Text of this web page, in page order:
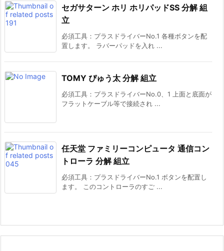
セガサターン ホリ ホリパッドSS 分解 組
立
必須工具：プラスドライバーNo.1 各種ボタンを配
置します。 ラバーパッドを入れ ...
TOMY ぴゅう太 分解 組立
必須工具：プラスドライバーNo.0、1 上面と底面が
フラットケーブル等で接続され ...
任天堂 ファミリーコンピュータ 通信コン
トローラ 分解 組立
必須工具：プラスドライバーNo.1 ボタンを配置し
ます。 このコントローラのすご ...